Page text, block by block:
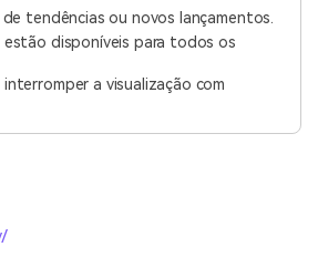
tendências ou novos lançamentos.
estão disponíveis para todos os
a visualização com